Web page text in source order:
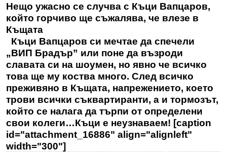
Нещо ужасно се случва с Къци Вапцаров,
който горчиво ще съжалява, че влезе в
Къщата
Къци Вапцаров си мечтае да спечели
„ВИП Брадър” или поне да възроди
славата си на шоумен, но явно че всичко
това ще му коства много. След всичко
преживяно в Къщата, напрежението, което
трови всички съквартиранти, а и тормозът,
който се налага да търпи от определени
свои колеги…Къци е неузнаваем! [caption
id="attachment_16886" align="alignleft"
width="300"]